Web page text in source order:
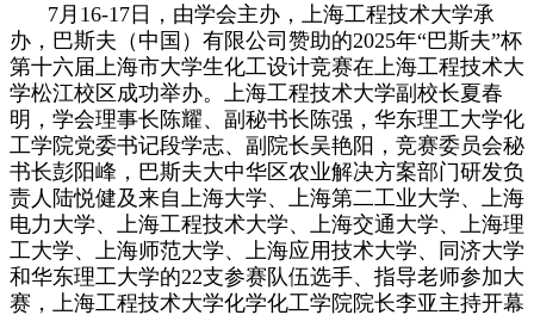
7月16-17日，由学会主办，上海工程技术大学承
办，巴斯夫（中国）有限公司赞助的2025年“巴斯夫”杯
第十六届上海市大学生化工设计竞赛在上海工程技术大
学松江校区成功举办。上海工程技术大学副校长夏春
明，学会理事长陈耀、副秘书长陈强，华东理工大学化
工学院党委书记段学志、副院长吴艳阳，竞赛委员会秘
书长彭阳峰，巴斯夫大中华区农业解决方案部门研发负
责人陆悦健及来自上海大学、上海第二工业大学、上海
电力大学、上海工程技术大学、上海交通大学、上海理
工大学、上海师范大学、上海应用技术大学、同济大学
和华东理工大学的22支参赛队伍选手、指导老师参加大
赛，上海工程技术大学化学化工学院院长李亚主持开幕